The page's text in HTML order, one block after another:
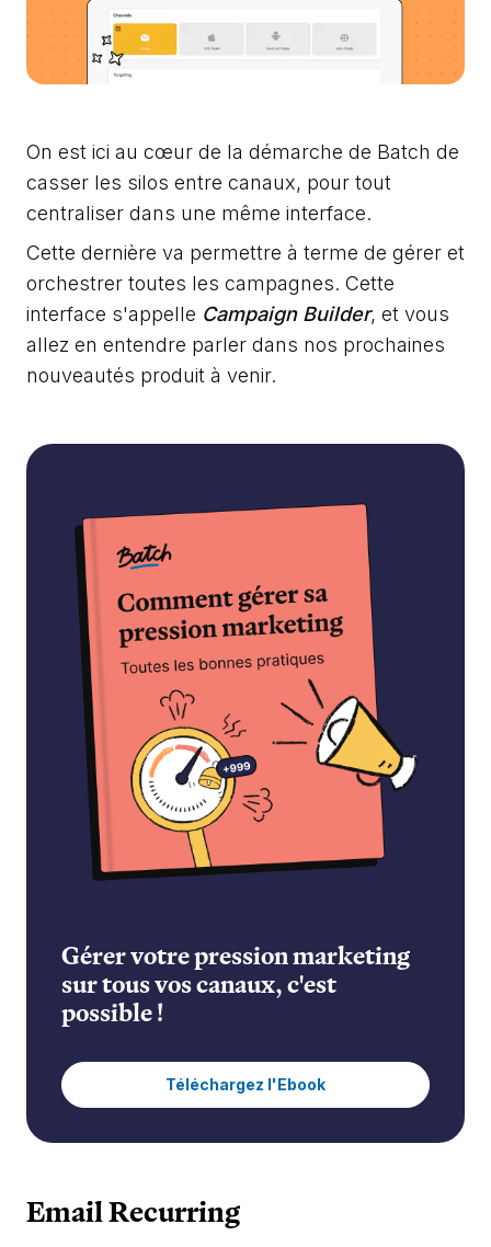
On est ici au cœur de la démarche de Batch de
casser les silos entre canaux, pour tout
centraliser dans une même interface.
Cette dernière va permettre à terme de gérer et
orchestrer toutes les campagnes. Cette
interface s'appelle Campaign Builder, et vous
allez en entendre parler dans nos prochaines
nouveautés produit à venir.
Gérer votre pression marketing
sur tous vos canaux, c'est
possible !
Téléchargez l'Ebook
Email Recurring